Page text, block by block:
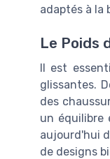
adaptés à
Le Poids
Il est
glissantes.
des
un équilibre
aujourd'hui
de designs